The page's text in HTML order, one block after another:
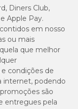
Diners Club,
Apple Pay.
em nosso
ou mais
que melhor
condições de
internet, podendo
são
entregues pela